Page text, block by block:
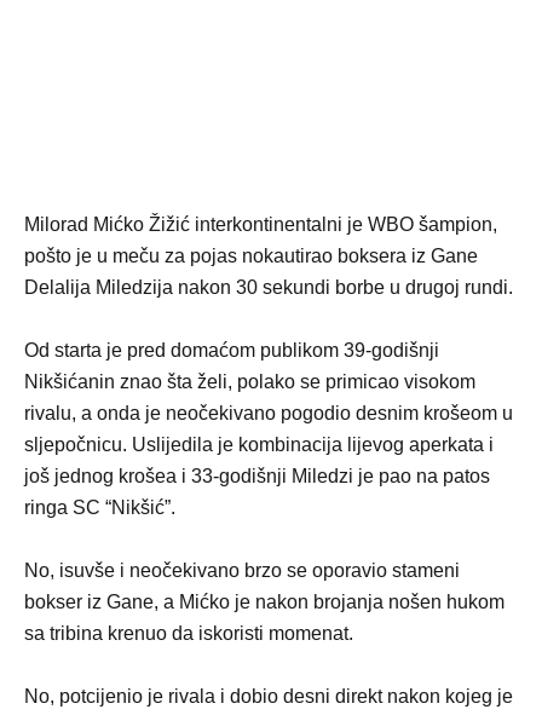
Milorad Mićko Žižić interkontinentalni je WBO šampion,
pošto je u meču za pojas nokautirao boksera iz Gane
Delalija Miledzija nakon 30 sekundi borbe u drugoj rundi.
Od starta je pred domaćom publikom 39-godišnji
Nikšićanin znao šta želi, polako se primicao visokom
rivalu, a onda je neočekivano pogodio desnim krošeom u
sljepočnicu. Uslijedila je kombinacija lijevog aperkata i
još jednog krošea i 33-godišnji Miledzi je pao na patos
ringa SC “Nikšić”.
No, isuvše i neočekivano brzo se oporavio stameni
bokser iz Gane, a Mićko je nakon brojanja nošen hukom
sa tribina krenuo da iskoristi momenat.
No, potcijenio je rivala i dobio desni direkt nakon kojeg je